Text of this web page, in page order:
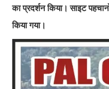
का प्रदर्शन किया। साइट
किया गया।